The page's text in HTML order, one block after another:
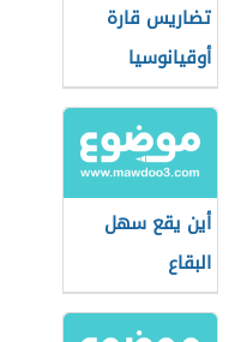
تضاريس قارة
أوقيانوسيا
أين يقع سهل
البقاع